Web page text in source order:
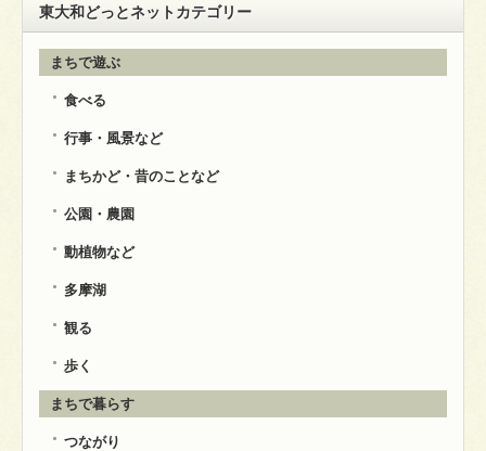
東大和どっとネットカテゴリー
まちで遊ぶ
食べる
行事・風景など
まちかど・昔のことなど
公園・農園
動植物など
多摩湖
観る
歩く
まちで暮らす
つながり